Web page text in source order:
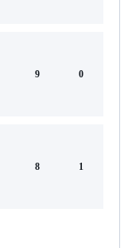
9 0
8 1